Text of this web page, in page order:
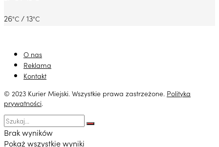
26°C / 13°C
O nas
Reklama
Kontakt
© 2023 Kurier Miejski. Wszystkie prawa zastrzeżone. Polityka
prywatności.
Brak wyników
Pokaż wszystkie wyniki